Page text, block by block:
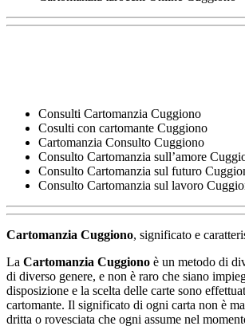
Consulti Cartomanzia Cuggiono
Cosulti con cartomante Cuggiono
Cartomanzia Consulto Cuggiono
Consulto Cartomanzia sull’amore
Consulto Cartomanzia sul futuro
Consulto Cartomanzia sul lavoro
Cartomanzia Cuggiono, significato e
La Cartomanzia Cuggiono è un metodo di
di diverso genere, e non è raro che siano
disposizione e la scelta delle carte sono
cartomante. Il significato di ogni carta non è
dritta o rovesciata che ogni assume nel